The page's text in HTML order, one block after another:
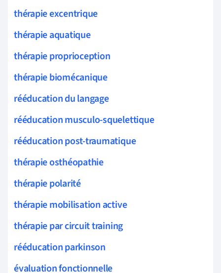
thérapie excentrique
thérapie aquatique
thérapie proprioception
thérapie biomécanique
rééducation du langage
rééducation musculo-squelettique
rééducation post-traumatique
thérapie osthéopathie
thérapie polarité
thérapie mobilisation active
thérapie par circuit training
rééducation parkinson
évaluation fonctionnelle